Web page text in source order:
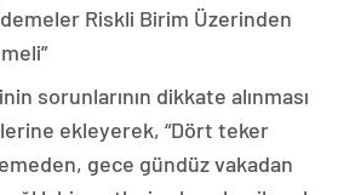
Riskli Birim Üzerinden
sorunlarının dikkate alınması
ekleyerek, “Dört teker
gece gündüz vakadan